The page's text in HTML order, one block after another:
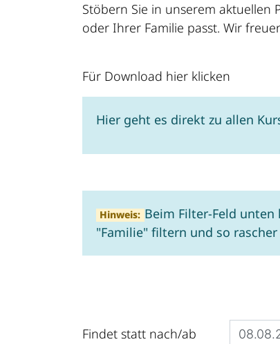
Stöbern Sie in unserem aktuellen
oder Ihrer Familie passt. Wir
Für Download hier klicken
Hier geht es direkt zu allen
Hinweis: Beim Filter-Feld unten
"Familie" filtern und so
Findet statt nach/ab